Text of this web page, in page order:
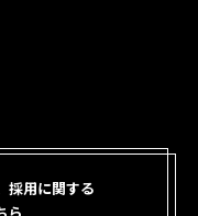
採用に関する